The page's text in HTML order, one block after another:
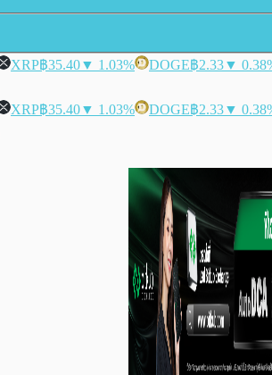
XRP฿35.40▼ 1.03% DOGE฿2.33▼
XRP฿35.40▼ 1.03% DOGE฿2.33▼